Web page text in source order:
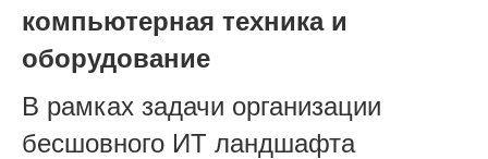
компьютерная техника и
оборудование
В рамках задачи организации
бесшовного ИТ ландшафта